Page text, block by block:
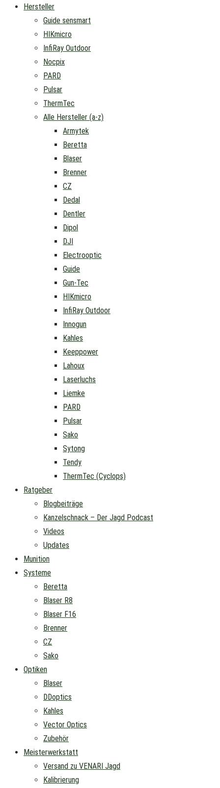
Hersteller
Guide sensmart
HIKmicro
InfiRay Outdoor
Nocpix
PARD
Pulsar
ThermTec
Alle Hersteller (a-z)
Armytek
Beretta
Blaser
Brenner
CZ
Dedal
Dentler
Dipol
DJI
Electrooptic
Guide
Gun-Tec
HIKmicro
InfiRay Outdoor
Innogun
Kahles
Keeppower
Lahoux
Laserluchs
Liemke
PARD
Pulsar
Sako
Sytong
Tendy
ThermTec (Cyclops)
Ratgeber
Blogbeiträge
Kanzelschnack – Der Jagd Podcast
Videos
Updates
Munition
Systeme
Beretta
Blaser R8
Blaser F16
Brenner
CZ
Sako
Optiken
Blaser
DDoptics
Kahles
Vector Optics
Zubehör
Meisterwerkstatt
Versand zu VENARI Jagd
Kalibrierung